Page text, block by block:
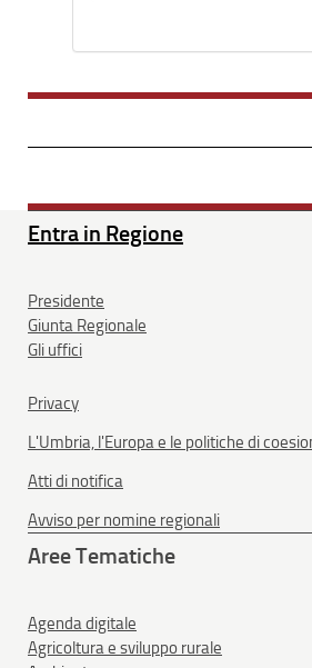
Entra in Regione
Presidente
Giunta Regionale
Gli uffici
Privacy
L'Umbria, l'Europa e le politiche di
Atti di notifica
Avviso per nomine regionali
Aree Tematiche
Agenda digitale
Agricoltura e sviluppo rurale